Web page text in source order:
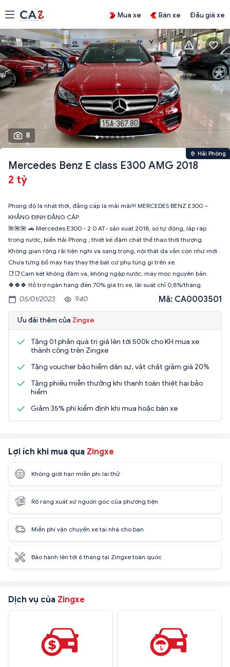
Mua xe Bán xe Đấu giá xe
8
Hải Phòng
Mercedes Benz E class E300 AMG 2018
2 tỷ
Phong độ là nhất thời, đẳng cấp là mãi mãi!!! MERCEDES BENZ E300 –
KHẲNG ĐỊNH ĐẲNG CẤP.
🌺🌺🌺 🚗 Mercedes E300 - 2.0 AT- sản xuất 2018, số tự động, lắp ráp
trong nước, biển Hải Phòng , thiết kế đậm chất thể thao thời thượng.
Không gian rộng rãi tiện nghi và sang trọng, nội thất da vẫn còn như mới.
Chưa từng bổ máy hay thay thế bất cứ phụ tùng gì trên xe.
📑📑Cam kết không đâm va, không ngập nước, máy móc nguyên bản.
🍀🍀🍀 Hỗ trợ ngân hàng đến 70% giá trị xe, lãi suất chỉ 0,8%/tháng.
05/01/2023 940 Mã: CA0003501
Ưu đãi thêm của Zingxe
Tặng 01 phần quà trị giá lên tới 500k cho KH mua xe
thành công trên Zingxe
Tặng voucher bảo hiểm dân sự, vật chất giảm giá 20%
Tặng phiếu miễn thưởng khi thanh toán thiệt hại bảo
hiểm
Giảm 35% phí kiểm định khi mua hoặc bán xe
Lợi ích khi mua qua Zingxe
Không giới hạn miễn phí lái thử
Rõ ràng xuất xứ nguồn gốc của phương tiện
Miễn phí vận chuyển xe tại nhà cho bạn
Bảo hành lên tới 6 tháng tại Zingxe toàn quốc
Dịch vụ của Zingxe